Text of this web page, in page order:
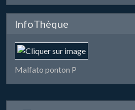
InfoThèque
Malfato ponton P